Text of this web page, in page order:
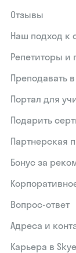
Отзывы
Наш подход к
Репетиторы и
Преподавать
Портал для
Подарить
Партнерская
Бонус за
Вопрос-ответ
Адреса и
Карьера в